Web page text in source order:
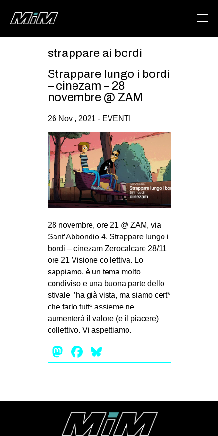
ABOUT
AREA
DEGENERAZIONE
GAZA FREESTYLE
CSOA LAMBRETTA
MSM
STUDENTI TSUNAMI
ZAM
MILANO
MOBILITAZIONI
SPAZI
SPORT POPOLARE
MOVIMENTI
AMBIENTE
ANTIFASCISMO
STUDENTI
strappare ai bordi
Strappare lungo i bordi
– cinezam – 28
novembre @ ZAM
26 Nov , 2021 - EVENTI
28 novembre, ore 21 @ ZAM, via
Sant’Abbondio 4. Strappare lungo i
bordi – cinezam Zerocalcare 28/11
ore 21 Visione collettiva. Lo
sappiamo, è un tema molto
condiviso e una buona parte dello
stivale l’ha già vista, ma siamo cert*
che farlo tutt* assieme ne
aumenterà il valore (e il piacere)
collettivo. Vi aspettiamo.
Mastodon
Facebook